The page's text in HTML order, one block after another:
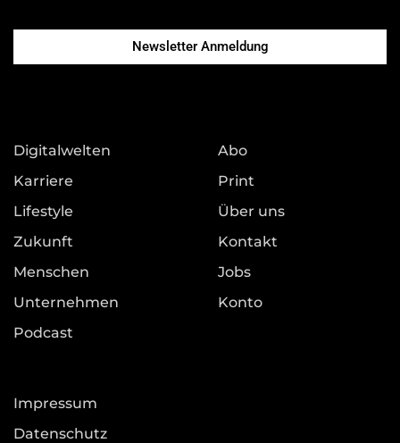
Newsletter Anmeldung
Digitalwelten
Karriere
Lifestyle
Zukunft
Menschen
Unternehmen
Podcast
Abo
Print
Über uns
Kontakt
Jobs
Konto
Impressum
Datenschutz